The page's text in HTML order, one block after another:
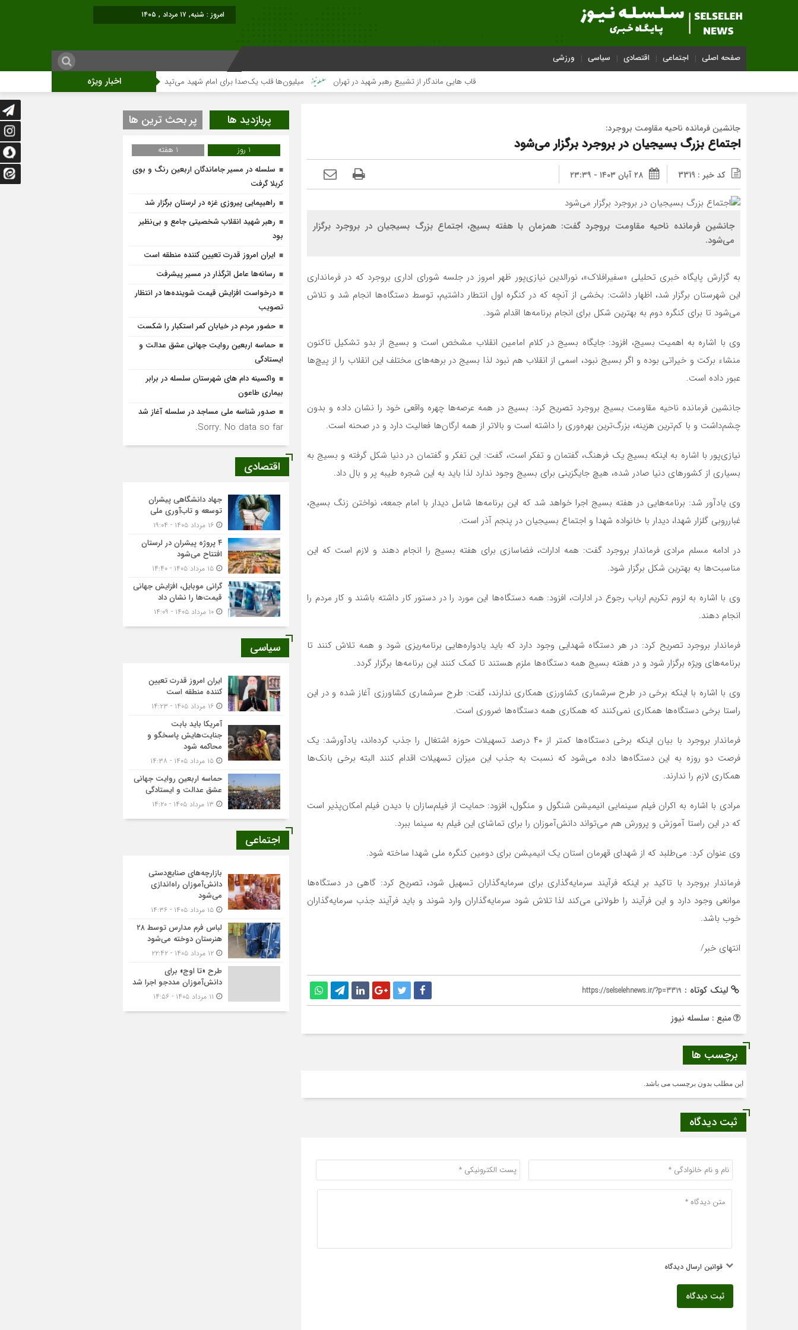
امروز : شنبه, ۱۷ مرداد , ۱۴۰۵
صفحه اصلی اجتماعی اقتصادی سیاسی ورزشی
اخبار ویژه قاب هایی ماندگار از تشییع رهبر شهید در تهران میلیون‌ها قلب یک‌صدا برای امام شهید می‌تپد نمایشگاه آثار هنری ویژه ارتحال امام (ره)برگزار میگردد.
جانشین فرمانده ناحیه مقاومت بروجرد:
اجتماع بزرگ بسیجیان در بروجرد برگزار می‌شود
کد خبر : 3319 ۲۸ آبان ۱۴۰۳ - ۲۳:۳۹
جانشین فرمانده ناحیه مقاومت بروجرد گفت: همزمان با هفته بسیج، اجتماع بزرگ بسیجیان در بروجرد برگزار
می‌شود.
به گزارش پایگاه خبری تحلیلی «سفیرافلاک»، نورالدین نیازی‌پور ظهر امروز در جلسه شورای اداری بروجرد که در فرمانداری
این شهرستان برگزار شد، اظهار داشت: بخشی از آنچه که در کنگره اول انتطار داشتیم، توسط دستگاه‌ها انجام شد و تلاش
می‌شود تا برای کنگره دوم به بهترین شکل برای انجام برنامه‌ها اقدام شود.
وی با اشاره به اهمیت بسیج، افزود: جایگاه بسیج در کلام امامین انقلاب مشخص است و بسیج از بدو تشکیل تاکنون
منشاء برکت و خیراتی بوده و اگر بسیج نبود، اسمی از انقلاب هم نبود لذا بسیج در برهه‌های مختلف این انقلاب را از پیچ‌ها
عبور داده است.
جانشین فرمانده ناحیه مقاومت بسیج بروجرد تصریح کرد: بسیج در همه عرصه‌ها چهره واقعی خود را نشان داده و بدون
چشم‌داشت و با کم‌ترین هزینه، بزرگ‌ترین بهره‌وری را داشته است و بالاتر از همه ارگان‌ها فعالیت دارد و در صحنه است.
نیازی‌پور با اشاره به اینکه بسیج یک فرهنگ، گفتمان و تفکر است، گفت: این تفکر و گفتمان در دنیا شکل گرفته و بسیج به
بسیاری از کشورهای دنیا صادر شده، هیچ جایگزینی برای بسیج وجود ندارد لذا باید به این شجره طیبه پر و بال داد.
وی یادآور شد: برنامه‌هایی در هفته بسیج اجرا خواهد شد که این برنامه‌ها شامل دیدار با امام جمعه، نواختن زنگ بسیج،
غبارروبی گلزار شهدا، دیدار با خانواده شهدا و اجتماع بسیجیان در پنجم آذر است.
در ادامه مسلم مرادی فرماندار بروجرد گفت: همه ادارات، فضاسازی برای هفته بسیج را انجام دهند و لازم است که این
مناسبت‌ها به بهترین شکل برگزار شود.
وی با اشاره به لزوم تکریم ارباب رجوع در ادارات، افزود: همه دستگاه‌ها این مورد را در دستور کار داشته باشند و کار مردم را
انجام دهند.
فرماندار بروجرد تصریح کرد: در هر دستگاه شهدایی وجود دارد که باید یادواره‌‌هایی برنامه‌ریزی شود و همه تلاش کنند تا
برنامه‌های ویژه برگزار شود و در هفته بسیج همه دستگاه‌ها ملزم هستند تا کمک کنند این برنامه‌ها برگزار گردد.
وی با اشاره با اینکه برخی در طرح سرشماری کشاورزی همکاری ندارند، گفت: طرح سرشماری کشاورزی آغاز شده و در این
راستا برخی دستگاه‌ها همکاری نمی‌کنند که همکاری همه دستگاه‌ها ضروری است.
فرماندار بروجرد با بیان اینکه برخی دستگاه‌ها کمتر از ۴۰ درصد تسهیلات حوزه اشتغال را جذب کرده‌اند، یادآورشد: یک
فرصت دو روزه به این دستگاه‌ها داده می‌شود که نسبت به جذب این میزان تسهیلات اقدام کنند البته برخی بانک‌ها
همکاری لازم را ندارند.
مرادی با اشاره به اکران فیلم سینمایی انیمیشن شنگول و منگول، افزود: حمایت از فیلم‌سازان با دیدن فیلم امکان‌پذیر است
که در این راستا آموزش و پرورش هم می‌تواند دانش‌آموزان را برای تماشای این فیلم به سینما ببرد.
وی عنوان کرد: می‌طلبد که از شهدای قهرمان استان یک انیمیشن برای دومین کنگره ملی شهدا ساخته شود.
فرماندار بروجرد با تاکید بر اینکه فرآیند سرمایه‌گذاری برای سرمایه‌گذاران تسهیل شود، تصریح کرد: گاهی در دستگاه‌ها
موانعی وجود دارد و این فرآیند را طولانی می‌کند لذا تلاش شود سرمایه‌گذاران وارد شوند و باید فرآیند جذب سرمایه‌گذاران
خوب باشد.
انتهای خبر/
لینک کوتاه : https://selselehnews.ir/?p=3319
منبع : سلسله نیوز
برچسب ها
این مطلب بدون برچسب می باشد.
ثبت دیدگاه
قوانین ارسال دیدگاه
ثبت دیدگاه
پربازدید ها پر بحث ترین ها
1 روز
1 هفته
سلسله در مسیر جاماندگان اربعین رنگ و بوی
کربلا گرفت
راهیپمایی پیروزی غزه در لرستان برگزار شد
رهبر شهید انقلاب شخصیتی جامع و بی‌نظیر
بود
ایران امروز قدرت تعیین کننده منطقه است
رسانه‌ها عامل اثرگذار در مسیر پیشرفت
درخواست افزایش قیمت شوینده‌ها در انتظار
تصویب
حضور مردم در خیابان کمر استکبار را شکست
حماسه اربعین روایت جهانی عشق عدالت و
ایستادگی
واکسینه دام های شهرستان سلسله در برابر
بیماری طاعون
صدور شناسه ملی مساجد در سلسله آغاز شد
Sorry. No data so far.
اقتصادی
جهاد دانشگاهی پیشران
توسعه و تاب‌آوری ملی
۴ پروژه پیشران در لرستان
افتتاح می‌شود
گرانی موبایل، افزایش جهانی
قیمت‌ها را نشان داد
سیاسی
ایران امروز قدرت تعیین
کننده منطقه است
آمریکا باید بابت
جنایت‌هایش پاسخگو و
محاکمه شود
حماسه اربعین روایت جهانی
عشق عدالت و ایستادگی
اجتماعی
بازارچه‌های صنایع‌دستی
دانش‌آموزان راه‌اندازی
می‌شود
لباس فرم مدارس توسط ۲۸
هنرستان‌ دوخته می‌شود
طرح «تا اوج» برای
دانش‌آموزان مددجو اجرا شد